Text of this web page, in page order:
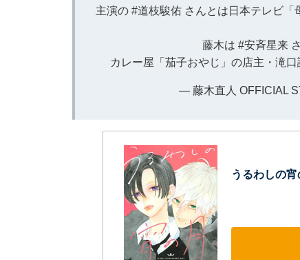
主演の #道枝駿佑 さんとは日本テレビ「
藤木は #安斉星来
カレー屋「茄子おやじ」の店主・滝
— 藤木直人 OFFICIAL
うるわしの